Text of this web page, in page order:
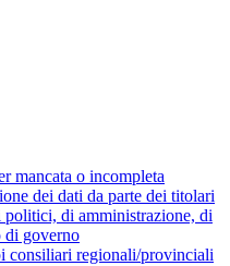
mancata o incompleta
dei dati da parte dei titolari
di amministrazione, di
di governo
consiliari regionali/provinciali